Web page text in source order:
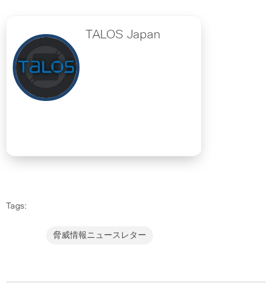
TALOS Japan
Tags:
脅威情報ニュースレター